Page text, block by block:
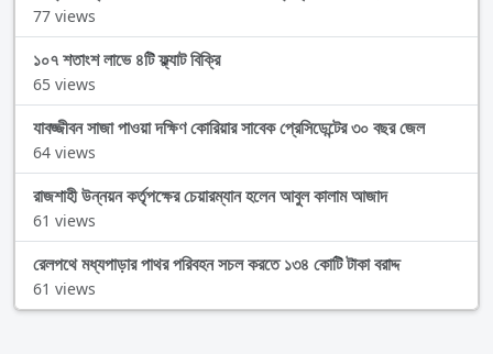
77 views
১০৭ শতাংশ লাভে ৪টি ফ্ল্যাট বিক্রি
65 views
যাবজ্জীবন সাজা পাওয়া দক্ষিণ কোরিয়ার সাবেক প্রেসিডেন্টের ৩০ বছর জেল
64 views
রাজশাহী উন্নয়ন কর্তৃপক্ষের চেয়ারম্যান হলেন আবুল কালাম আজাদ
61 views
রেলপথে মধ্যপাড়ার পাথর পরিবহন সচল করতে ১৩৪ কোটি টাকা বরাদ্দ
61 views